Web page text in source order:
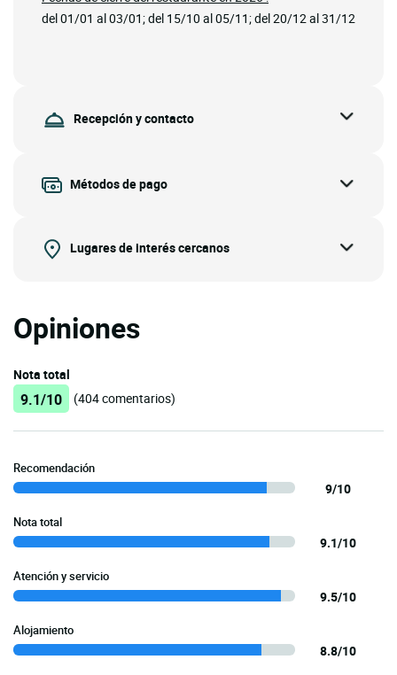
del 01/01 al 03/01; del 15/10 al 05/11; del 20/12 al 31/12
Recepción y contacto
Métodos de pago
Lugares de interés cercanos
Opiniones
Nota total
9.1/10 (404 comentarios)
Recomendación
9/10
Nota total
9.1/10
Atención y servicio
9.5/10
Alojamiento
8.8/10